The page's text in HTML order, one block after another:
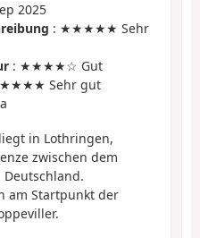
2025
: ★★★★★ Sehr
: ★★★★☆ Gut
Sehr gut
in Lothringen,
zwischen dem
am Startpunkt der